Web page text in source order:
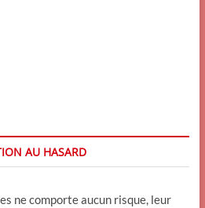
AU HASARD
ne comporte aucun risque, leur